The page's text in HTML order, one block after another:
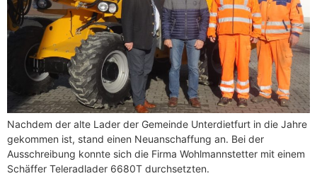
Nachdem der alte Lader der Gemeinde Unterdietfurt in die Jahre
gekommen ist, stand einen Neuanschaffung an. Bei der
Ausschreibung konnte sich die Firma Wohlmannstetter mit einem
Schäffer Teleradlader 6680T durchsetzten.